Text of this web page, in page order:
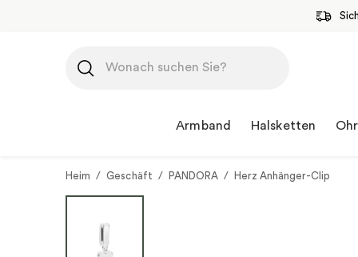
Inhalt
springen
Armband Halsketten
Heim / Geschäft / PANDORA / Herz Anhänger-Clip